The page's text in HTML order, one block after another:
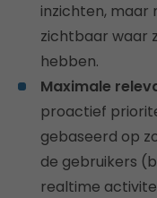
inzichten, maar
zichtbaar waar
hebben.
Maximale
proactief
gebaseerd op
de gebruikers
realtime